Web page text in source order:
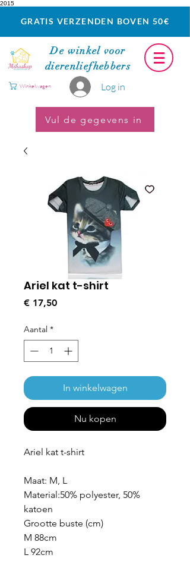
2015
GRATIS VERZENDEN BOVEN 50€
De winkel voor
dierenliefhebbers
Log in
Winkelwagen
Vul de gegevens in
Ariel kat t-shirt
€ 17,50Prijs
Aantal *
In winkelwagen
Nu kopen
Ariel kat t-shirt
Maat: M, L
Material:50% polyester, 50%
katoen
Grootte buste (cm)
M 88cm
L 92cm